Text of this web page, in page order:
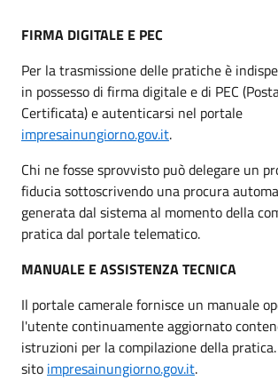
FIRMA DIGITALE E PEC
Per la trasmissione delle pratiche è
in possesso di firma digitale e di PEC
Certificata) e autenticarsi nel portale
impresainungiorno.gov.it.
Chi ne fosse sprovvisto può delegare un
fiducia sottoscrivendo una procura
generata dal sistema al momento della
pratica dal portale telematico.
MANUALE E ASSISTENZA TECNICA
Il portale camerale fornisce un manuale
l'utente continuamente aggiornato
istruzioni per la compilazione della
sito impresainungiorno.gov.it.